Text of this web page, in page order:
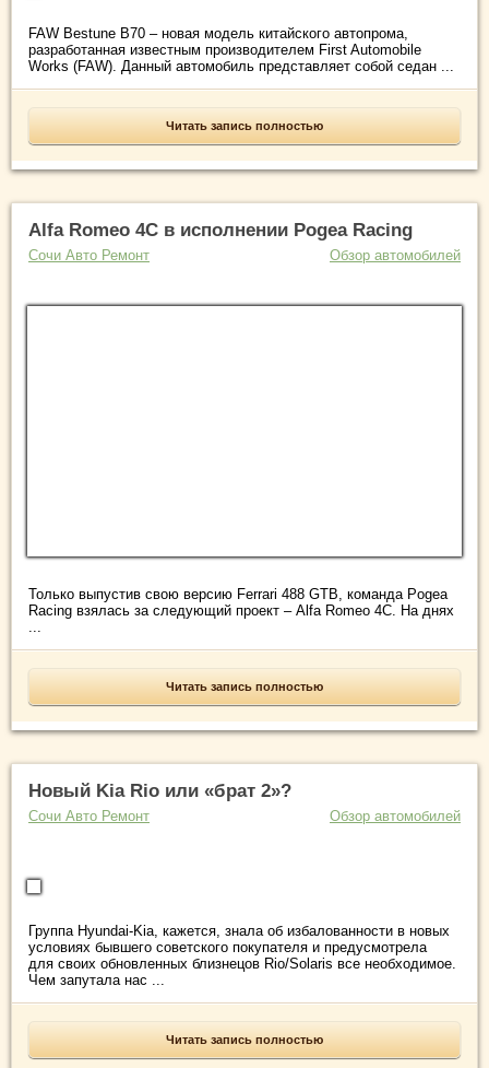
FAW Bestune B70 – новая модель китайского автопрома,
разработанная известным производителем First Automobile
Works (FAW). Данный автомобиль представляет собой седан ...
Читать запись полностью
Alfa Romeo 4C в исполнении Pogea Racing
Сочи Авто Ремонт Обзор автомобилей
Только выпустив свою версию Ferrari 488 GTB, команда Pogea
Racing взялась за следующий проект – Alfa Romeo 4C. На днях
Читать запись полностью
Новый Kia Rio или «брат 2»?
Сочи Авто Ремонт Обзор автомобилей
Группа Hyundai-Kia, кажется, знала об избалованности в новых
условиях бывшего советского покупателя и предусмотрела
для своих обновленных близнецов Rio/Solaris все необходимое.
Чем запутала нас ...
Читать запись полностью